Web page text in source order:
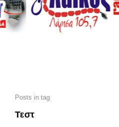
Posts in tag
Τεστ